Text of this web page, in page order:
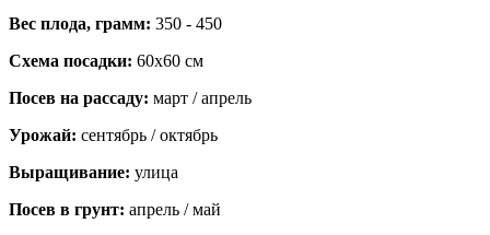
Вес плода, грамм: 350 - 450
Схема посадки: 60x60 см
Посев на рассаду: март / апрель
Урожай: сентябрь / октябрь
Выращивание: улица
Посев в грунт: апрель / май